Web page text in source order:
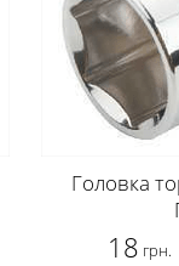
Головка
18 грн.